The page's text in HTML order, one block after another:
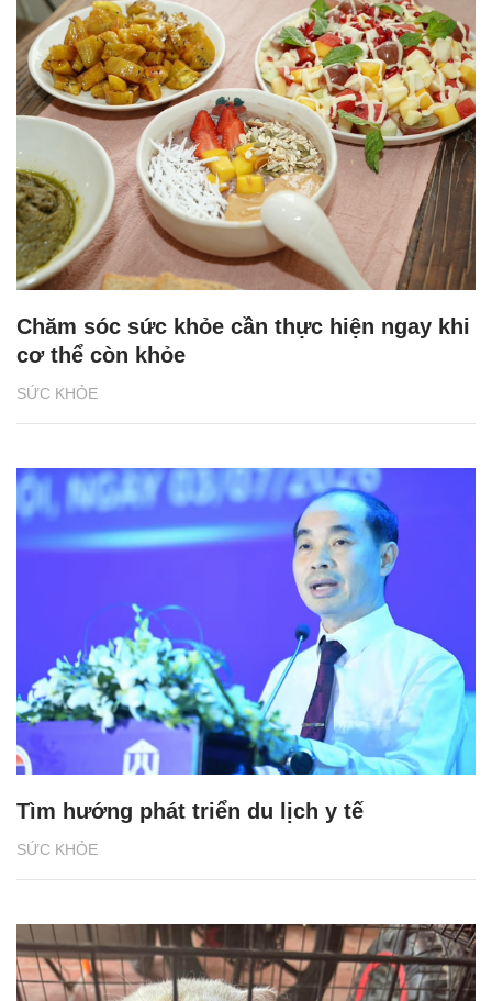
SỨC KHỎE
Chăm sóc sức khỏe cần thực hiện ngay khi
cơ thể còn khỏe
SỨC KHỎE
Tìm hướng phát triển du lịch y tế